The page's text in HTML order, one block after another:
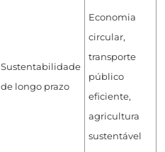
Sustentabilidade
de longo prazo
Economia
circular,
transporte
público
eficiente,
agricultura
sustentável